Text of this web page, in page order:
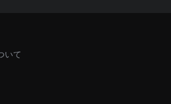
いて